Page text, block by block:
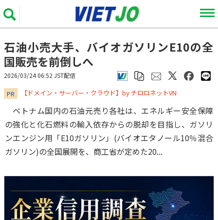
石油小売大手、バイオガソリンE10の全
国販売を前倒しへ
2026/03/24 06:52 JST配信
PR ​​​​​​​【ドメイン・サーバー・クラウド】by チロロネットVN
ベトナム国内の石油元売り各社は、エネルギー安全保障
の強化と化石燃料の輸入依存からの脱却を目指し、ガソリ
ンエンジン用「E10ガソリン」(バイオエタノール10％混合
ガソリン)の全国展開を、商工省が定めた20...